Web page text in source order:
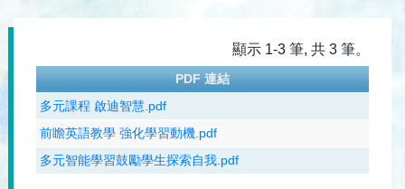
顯示 1-3 筆, 共 3 筆。
PDF 連結
多元課程 啟迪智慧.pdf
前瞻英語教學 強化學習動機.pdf
多元智能學習鼓勵學生探索自我.pdf